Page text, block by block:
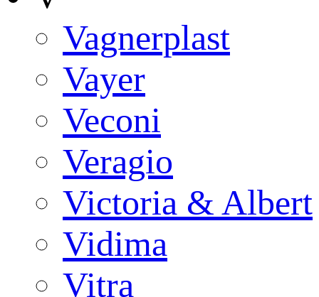
Vagnerplast
Vayer
Veconi
Veragio
Victoria & Albert
Vidima
Vitra